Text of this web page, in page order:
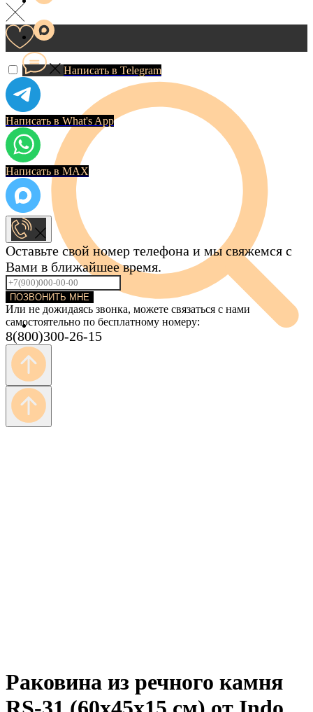
Написать в Telegram
Написать в What's App
Написать в MAX
Оставьте свой номер телефона и мы свяжемся с
Вами в ближайшее время.
ПОЗВОНИТЬ МНЕ
Или не дожидаясь звонка, можете связаться с нами
самостоятельно по бесплатному номеру:
8(800)300-26-15
Раковина из речного камня